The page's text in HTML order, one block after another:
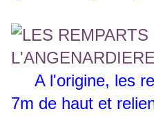
A l'origine, les
7m de haut et